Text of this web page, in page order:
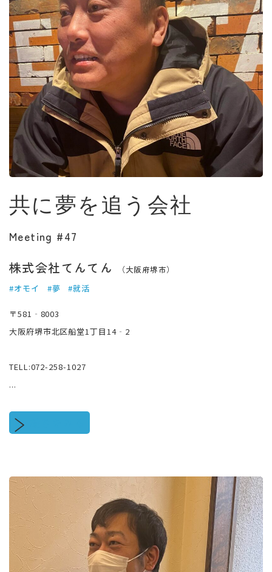
共に夢を追う会社
Meeting #47
株式会社てんてん （大阪府堺市）
#オモイ #夢 #就活
〒581‐8003
大阪府堺市北区船堂1丁目14‐2
TELL:072-258-1027
...